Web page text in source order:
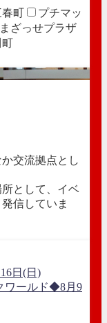
春町
プチマッ
まざっせプラザ
町
交流拠点とし
として、イベ
信していま
日(日)
ワールド◆8月9